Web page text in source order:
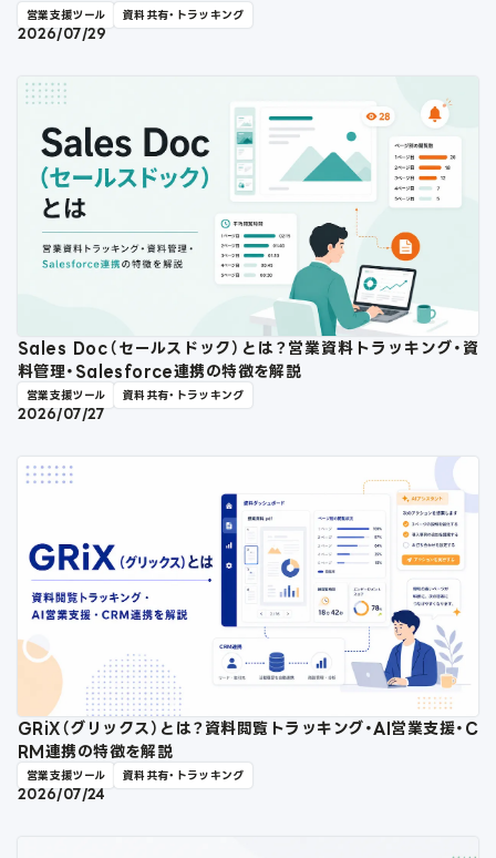
営業支援ツール 資料共有・トラッキング
2026/07/29
Sales Doc（セールスドック）とは？営業資料トラッキング・資
料管理・Salesforce連携の特徴を解説
営業支援ツール 資料共有・トラッキング
2026/07/27
GRiX（グリックス）とは？資料閲覧トラッキング・AI営業支援・C
RM連携の特徴を解説
営業支援ツール 資料共有・トラッキング
2026/07/24